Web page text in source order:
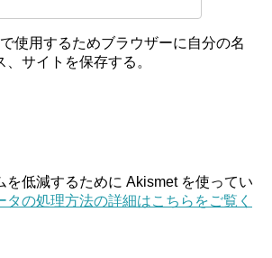
使用するためブラウザーに自分の名
サイトを保存する。
を低減するために Akismet を使ってい
タの処理方法の詳細はこちらをご覧く